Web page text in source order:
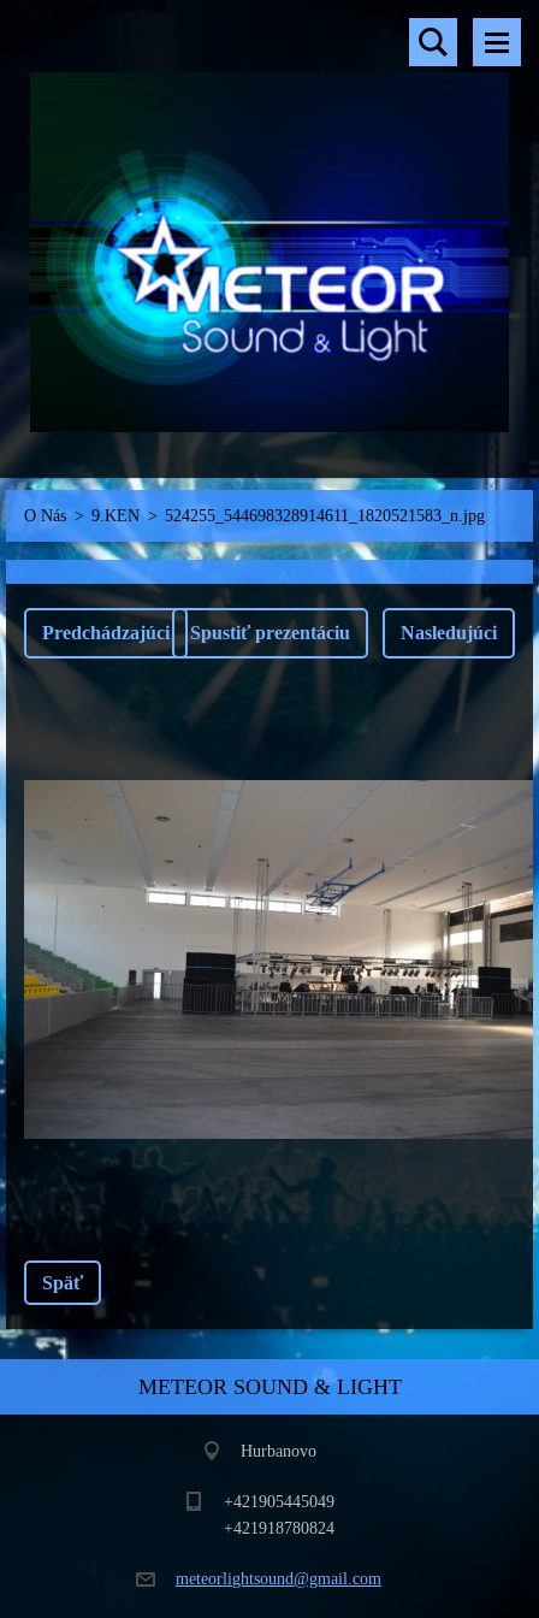
O Nás > 9.KEN > 524255_544698328914611_1820521583_n.jpg
Predchádzajúci Spustiť prezentáciu Nasledujúci
Späť
METEOR SOUND & LIGHT
Hurbanovo
+421905445049
+421918780824
meteorlightsound@gmail.com